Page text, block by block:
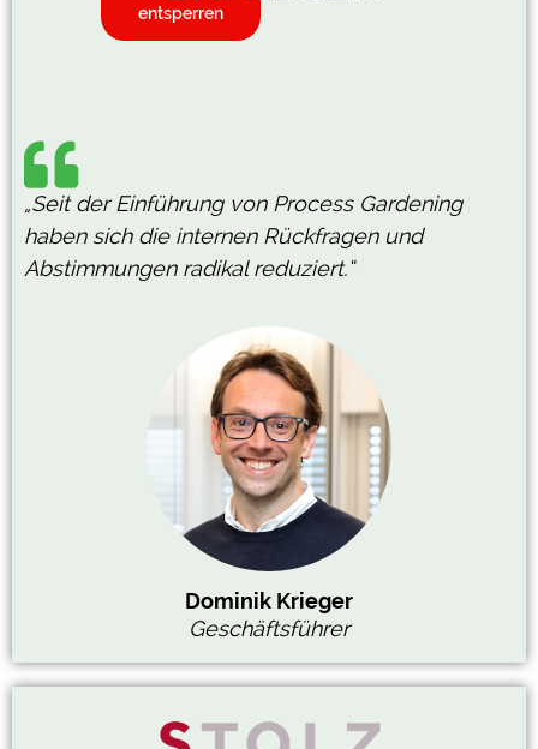
entsperren
„Seit der Einführung von Process Gardening
haben sich die internen Rückfragen und
Abstimmungen radikal reduziert.“
Dominik Krieger
Geschäftsführer